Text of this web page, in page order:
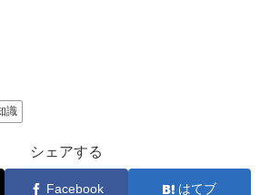
識
シェアする
Facebook はてブ